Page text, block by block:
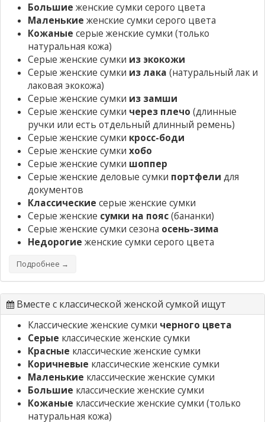
Большие женские сумки серого цвета
Маленькие женские сумки серого цвета
Кожаные серые женские сумки (только
натуральная кожа)
Серые женские сумки из экокожи
Серые женские сумки из лака (натуральный лак и
лаковая экокожа)
Серые женские сумки из замши
Серые женские сумки через плечо (длинные
ручки или есть отдельный длинный ремень)
Серые женские сумки кросс-боди
Серые женские сумки хобо
Серые женские сумки шоппер
Серые женские деловые сумки портфели для
документов
Классические серые женские сумки
Серые женские сумки на пояс(бананки)
Серые женские сумки сезона осень-зима
Недорогие женские сумки серого цвета
Подробнее →
Вместе с классической женской сумкой ищут
Классические женские сумки черного цвета
Серые классические женские сумки
Красные классические женские сумки
Коричневые классические женские сумки
Маленькие классические женские сумки
Большие классические женские сумки
Кожаные классические женские сумки (только
натуральная кожа)